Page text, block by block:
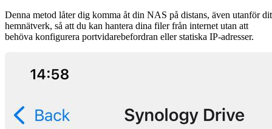
Denna metod låter dig komma åt din NAS på distans, även utanför
hemnätverk, så att du kan hantera dina filer från internet utan att
behöva konfigurera portvidarebefordran eller statiska IP-adresser.